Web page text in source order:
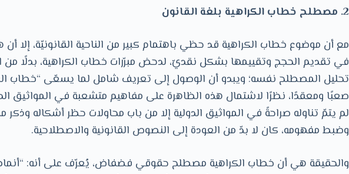
2. مصطلح خطاب الكراهية بلغة القانون
مع أن موضوع خطاب الكراهية قد حظي باهتمام كبير من الناحية القانونيّة، إلا أن
في تقديم الحجج وتقييمها بشكل نقديّ، لدحض مبرّرات خطاب الكراهية، بدلًا من
تحليل المصطلح نفسه؛ ويبدو أن الوصول إلى تعريف شامل لما يسعّى “خطاب
صعبًا ومعقدًا، نظرًا لاشتمال هذه الظاهرة على مفاهيم متشعبة في المواثيق
لم يتمّ تناوله صراحةً في المواثيق الدولية إلا من باب محاولات حظر أشكاله وذكر
وضبط مفهومه، كان لا بدّ من العودة إلى النصوص القانونية والاصطلاحية.
والحقيقة هي أن خطاب الكراهية مصطلح حقوقي فضفاض، يُعرّف على أنه: